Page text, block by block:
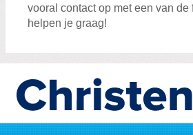
vooral contact op met een van de
helpen je graag!